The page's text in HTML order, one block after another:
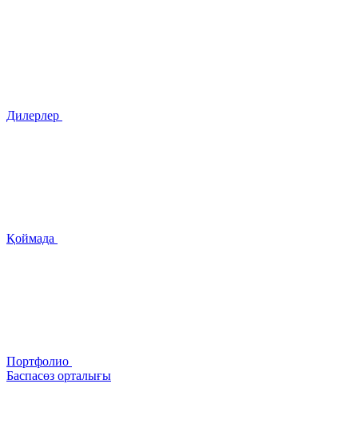
Дилерлер
Қоймада
Портфолио
Баспасөз орталығы